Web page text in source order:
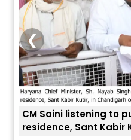
CM Saini listening to
residence, Sant Kabir
❮